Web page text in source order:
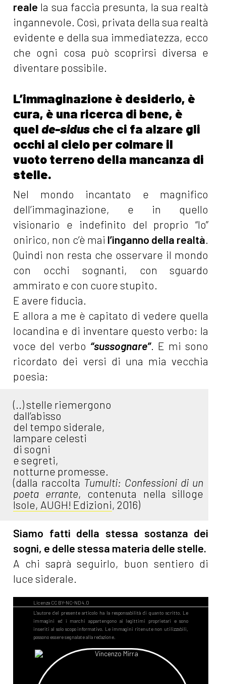
reale la sua faccia presunta, la sua realtà
ingannevole. Così, privata della sua realtà
evidente e della sua immediatezza, ecco
che ogni cosa può scoprirsi diversa e
diventare possibile.
L’immaginazione è desiderio, è
cura, è una ricerca di bene, è
quelde-sidus che ci fa alzare gli
occhi al cielo per colmare il
vuoto terreno della mancanza di
stelle.
Nel mondo incantato e magnifico
dell’immaginazione, e in quello
visionario e indefinito del proprio “Io”
onirico, non c’è mai l’inganno della realtà.
Quindi non resta che osservare il mondo
con occhi sognanti, con sguardo
ammirato e con cuore stupito.
E avere fiducia.
E allora a me è capitato di vedere quella
locandina e di inventare questo verbo: la
voce del verbo “sussognare”. E mi sono
ricordato dei versi di una mia vecchia
poesia:
(..) stelle riemergono
dall’abisso
del tempo siderale,
lampare celesti
di sogni
e segreti,
notturne promesse.
(dalla raccolta Tumulti: Confessioni di un
poeta errante, contenuta nella silloge
Isole, AUGH! Edizioni, 2016)
Siamo fatti della stessa sostanza dei
sogni, e delle stessa materia delle stelle.
A chi saprà seguirlo, buon sentiero di
luce siderale.